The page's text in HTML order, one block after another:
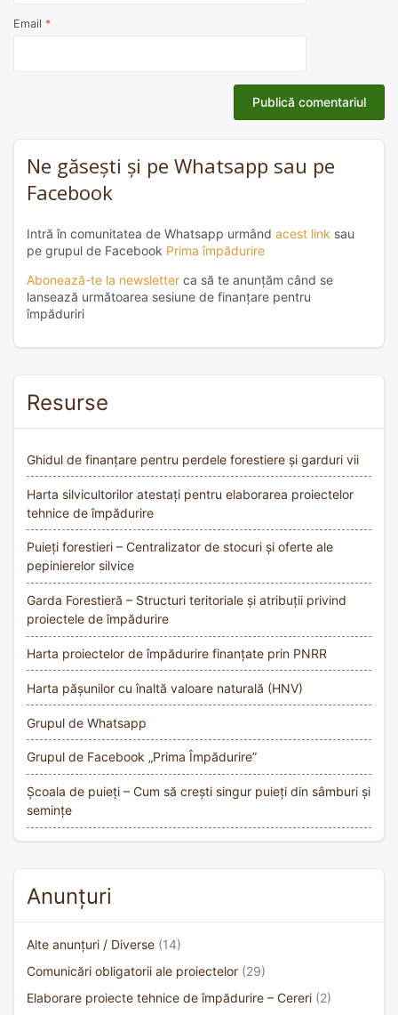
Email *
Ne găsești și pe Whatsapp sau pe
Facebook
Intră în comunitatea de Whatsapp urmând acest link sau
pe grupul de Facebook Prima împădurire
Abonează-te la newsletter ca să te anunțăm când se
lansează următoarea sesiune de finanțare pentru
împăduriri
Resurse
Ghidul de finanțare pentru perdele forestiere și garduri vii
Harta silvicultorilor atestați pentru elaborarea proiectelor
tehnice de împădurire
Puieți forestieri – Centralizator de stocuri și oferte ale
pepinierelor silvice
Garda Forestieră – Structuri teritoriale și atribuții privind
proiectele de împădurire
Harta proiectelor de împădurire finanțate prin PNRR
Harta pășunilor cu înaltă valoare naturală (HNV)
Grupul de Whatsapp
Grupul de Facebook „Prima Împădurire”
Școala de puieți – Cum să crești singur puieți din sâmburi și
semințe
Anunțuri
Alte anunțuri / Diverse (14)
Comunicări obligatorii ale proiectelor (29)
Elaborare proiecte tehnice de împădurire – Cereri (2)